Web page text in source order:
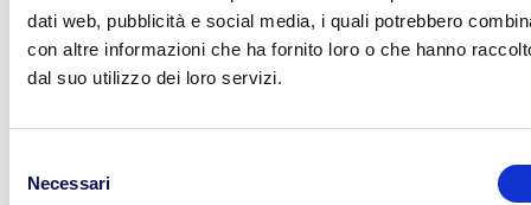
dati web, pubblicità e social media, i quali potrebbero
con altre informazioni che ha fornito loro o che hanno
dal suo utilizzo dei loro servizi.
delNecessari
affidati a BLL Trasporti! Siamo esperti nella
gestione di merci pericolose su strada, grazie a una
flotta di mezzi efficiente e a un personale